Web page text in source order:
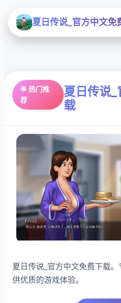
夏日传说_官方中文免
🌟 热门推
荐
夏日传说_
载
夏日传说_官方中文免费下载
供优质的游戏体验。